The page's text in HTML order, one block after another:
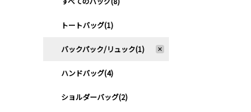
トートバッグ(1)
バックパック/リュック(1)
ハンドバッグ(4)
ショルダーバッグ(2)